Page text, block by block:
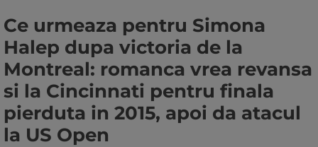
Ce urmeaza pentru Simona
Halep dupa victoria de la
Montreal: romanca vrea revansa
si la Cincinnati pentru finala
pierduta in 2015, apoi da atacul
la US Open